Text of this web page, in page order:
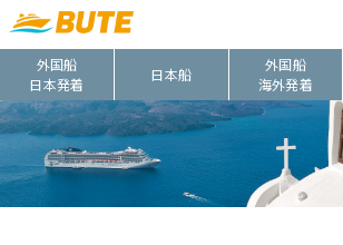
外国船
日本発着
日本船
外国船
海外発着